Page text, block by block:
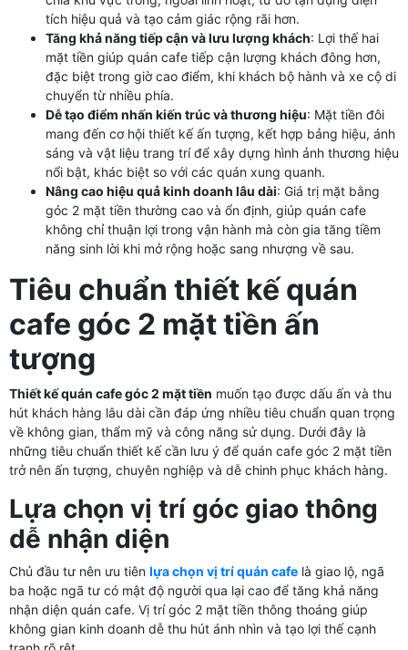
tích hiệu quả và tạo cảm giác rộng rãi hơn.
Tăng khả năng tiếp cận và lưu lượng khách: Lợi thế hai
mặt tiền giúp quán cafe tiếp cận lượng khách đông hơn,
đặc biệt trong giờ cao điểm, khi khách bộ hành và xe cộ di
chuyển từ nhiều phía.
Dễ tạo điểm nhấn kiến trúc và thương hiệu: Mặt tiền đôi
mang đến cơ hội thiết kế ấn tượng, kết hợp bảng hiệu, ánh
sáng và vật liệu trang trí để xây dựng hình ảnh thương hiệu
nổi bật, khác biệt so với các quán xung quanh.
Nâng cao hiệu quả kinh doanh lâu dài: Giá trị mặt bằng
góc 2 mặt tiền thường cao và ổn định, giúp quán cafe
không chỉ thuận lợi trong vận hành mà còn gia tăng tiềm
năng sinh lời khi mở rộng hoặc sang nhượng về sau.
Tiêu chuẩn thiết kế quán
cafe góc 2 mặt tiền ấn
tượng
Thiết kế quán cafe góc 2 mặt tiền muốn tạo được dấu ấn và thu
hút khách hàng lâu dài cần đáp ứng nhiều tiêu chuẩn quan trọng
về không gian, thẩm mỹ và công năng sử dụng. Dưới đây là
những tiêu chuẩn thiết kế cần lưu ý để quán cafe góc 2 mặt tiền
trở nên ấn tượng, chuyên nghiệp và dễ chinh phục khách hàng.
Lựa chọn vị trí góc giao thông
dễ nhận diện
Chủ đầu tư nên ưu tiên lựa chọn vị trí quán cafe là giao lộ, ngã
ba hoặc ngã tư có mật độ người qua lại cao để tăng khả năng
nhận diện quán cafe. Vị trí góc 2 mặt tiền thông thoáng giúp
không gian kinh doanh dễ thu hút ánh nhìn và tạo lợi thế cạnh